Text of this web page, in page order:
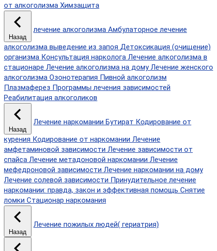
от алкоголизма Химзащита
Назад
лечение алкоголизма Амбулаторное лечение
алкоголизма выведение из запоя Детоксикация (очищение)
организма Консультация нарколога Лечение алкоголизма в
стационаре Лечение алкоголизма на дому Лечение женского
алкоголизма Озонотерапия Пивной алкоголизм
Плазмаферез Программы лечения зависимостей
Реабилитация алкоголиков
Назад
Лечение наркомании Бутират Кодирование от
курения Кодирование от наркомании Лечение
амфетаминовой зависимости Лечение зависимости от
спайса Лечение метадоновой наркомании Лечение
мефедроновой зависимости Лечение наркомании на дому
Лечение солевой зависимости Принудительное лечение
наркомании: правда, закон и эффективная помощь Снятие
ломки Стационар наркомания
Назад
Лечение пожилых людей( гериатрия)